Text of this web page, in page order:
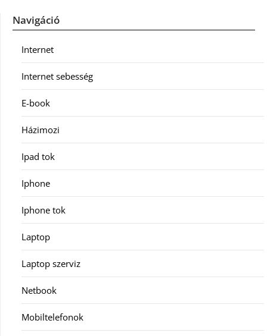
Navigáció
Internet
Internet sebesség
E-book
Házimozi
Ipad tok
Iphone
Iphone tok
Laptop
Laptop szerviz
Netbook
Mobiltelefonok